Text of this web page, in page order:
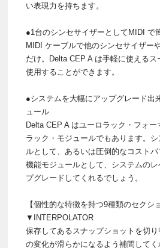
い表現力を持ちます。
●1台のシンセサイザーとしてMIDI で
MIDI ケーブルで他のシンセサイザー
だけ。Delta CEP A は手軽に使えるス
使用することができます。
●システムを大幅にアップグレード出
ュール
Delta CEP A はユーロラック・フォー
ラック・モジュールでもあります。
ルとして、あるいは圧倒的なコスト
機能モジュールとして、システムの
プグレードしてくれるでしょう。
【個性的な特徴を持つ9種類のセクシ
▼INTERPOLATOR
保存してあるスナップショットを切
の変化が滑らかになるよう補間してく